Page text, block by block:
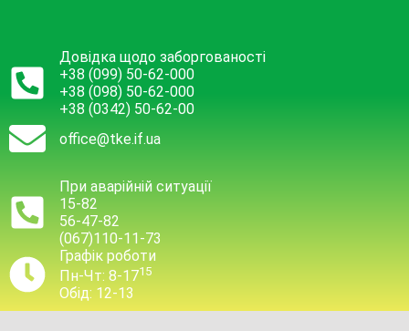
Довідка щодо заборгованості
+38 (099) 50-62-000
+38 (098) 50-62-000
+38 (0342) 50-62-00
office@tke.if.ua
При аварійній ситуації
15-82
56-47-82
(067)110-11-73
Графік роботи
Пн-Чт: 8-1715
Обід: 12-13